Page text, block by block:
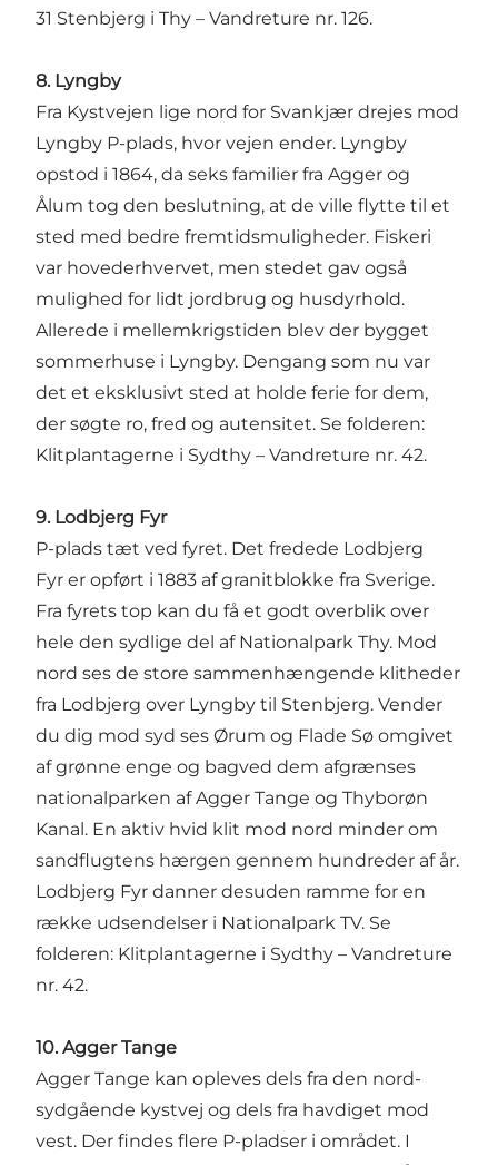
31 Stenbjerg i Thy – Vandreture nr. 126.
8. Lyngby
Fra Kystvejen lige nord for Svankjær drejes mod
Lyngby P-plads, hvor vejen ender. Lyngby
opstod i 1864, da seks familier fra Agger og
Ålum tog den beslutning, at de ville flytte til et
sted med bedre fremtidsmuligheder. Fiskeri
var hovederhvervet, men stedet gav også
mulighed for lidt jordbrug og husdyrhold.
Allerede i mellemkrigstiden blev der bygget
sommerhuse i Lyngby. Dengang som nu var
det et eksklusivt sted at holde ferie for dem,
der søgte ro, fred og autensitet. Se folderen:
Klitplantagerne i Sydthy – Vandreture nr. 42.
9. Lodbjerg Fyr
P-plads tæt ved fyret. Det fredede Lodbjerg
Fyr er opført i 1883 af granitblokke fra Sverige.
Fra fyrets top kan du få et godt overblik over
hele den sydlige del af Nationalpark Thy. Mod
nord ses de store sammenhængende klitheder
fra Lodbjerg over Lyngby til Stenbjerg. Vender
du dig mod syd ses Ørum og Flade Sø omgivet
af grønne enge og bagved dem afgrænses
nationalparken af Agger Tange og Thyborøn
Kanal. En aktiv hvid klit mod nord minder om
sandflugtens hærgen gennem hundreder af år.
Lodbjerg Fyr danner desuden ramme for en
række udsendelser i Nationalpark TV. Se
folderen: Klitplantagerne i Sydthy – Vandreture
nr. 42.
10. Agger Tange
Agger Tange kan opleves dels fra den nord-
sydgående kystvej og dels fra havdiget mod
vest. Der findes flere P-pladser i området. I